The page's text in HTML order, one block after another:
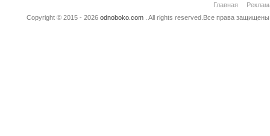
Главная
Copyright © 2015 - 2026 odnoboko.com. All rights reserved.Все права защищены.